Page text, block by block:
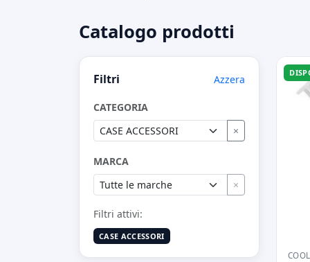
Catalogo prodotti
Filtri Azzera
CATEGORIA
×
MARCA
×
Filtri attivi:
CASE ACCESSORI